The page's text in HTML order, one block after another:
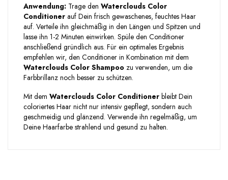
Anwendung: Trage den Waterclouds Color
Conditioner auf Dein frisch gewaschenes, feuchtes Haar
auf. Verteile ihn gleichmäßig in den Längen und Spitzen und
lasse ihn 1-2 Minuten einwirken. Spüle den Conditioner
anschließend gründlich aus. Für ein optimales Ergebnis
empfehlen wir, den Conditioner in Kombination mit dem
Waterclouds Color Shampoo zu verwenden, um die
Farbbrillanz noch besser zu schützen.
Mit dem Waterclouds Color Conditioner bleibt Dein
coloriertes Haar nicht nur intensiv gepflegt, sondern auch
geschmeidig und glänzend. Verwende ihn regelmäßig, um
Deine Haarfarbe strahlend und gesund zu halten.